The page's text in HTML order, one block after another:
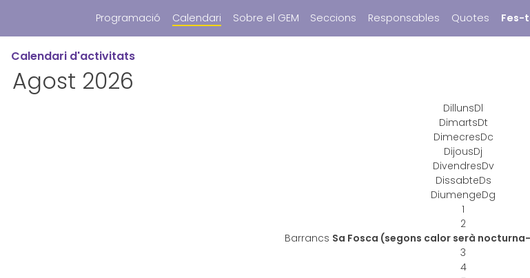
Programació Calendari Sobre el GEM Seccions Responsables Quotes Fes-
Calendari d'activitats
Agost 2026
DillunsDl
DimartsDt
DimecresDc
DijousDj
DivendresDv
DissabteDs
DiumengeDg
1
2
Barrancs Sa Fosca (segons calor serà
3
4